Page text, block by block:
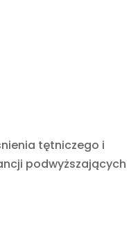
tętniczego i
podwyższających